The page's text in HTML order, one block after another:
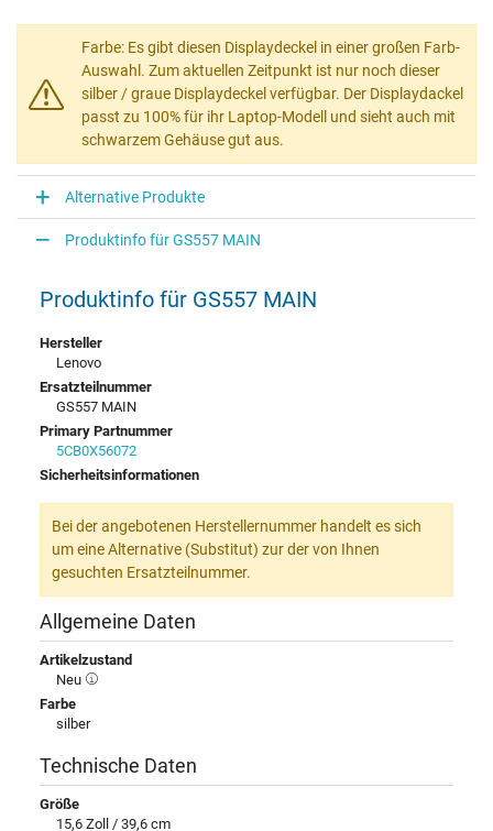
Farbe: Es gibt diesen Displaydeckel in einer großen Farb-
Auswahl. Zum aktuellen Zeitpunkt ist nur noch dieser
silber / graue Displaydeckel verfügbar. Der Displaydackel
passt zu 100% für ihr Laptop-Modell und sieht auch mit
schwarzem Gehäuse gut aus.
Alternative Produkte
Produktinfo für GS557 MAIN
Produktinfo für GS557 MAIN
Hersteller
Lenovo
Ersatzteilnummer
GS557 MAIN
Primary Partnummer
5CB0X56072
Sicherheitsinformationen
Bei der angebotenen Herstellernummer handelt es sich
um eine Alternative (Substitut) zur der von Ihnen
gesuchten Ersatzteilnummer.
Allgemeine Daten
Artikelzustand
Neu
Farbe
silber
Technische Daten
Größe
15,6 Zoll / 39,6 cm